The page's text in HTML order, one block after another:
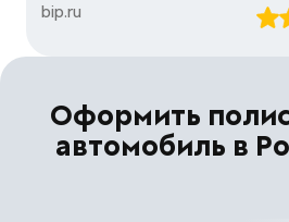
bip.ru
Оформить
автомобиль в